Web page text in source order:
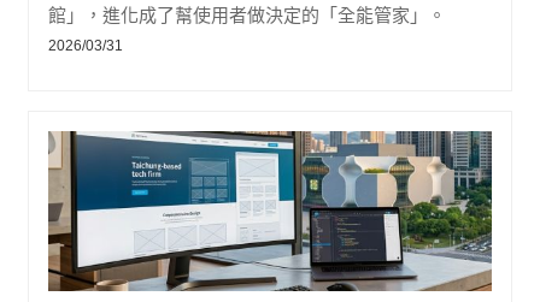
館」，進化成了幫使用者做決定的「全能管家」。
2026/03/31